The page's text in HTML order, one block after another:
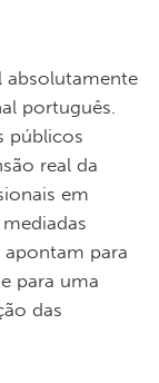
absolutamente
português.
públicos
real da
em
apontam para
para uma
das